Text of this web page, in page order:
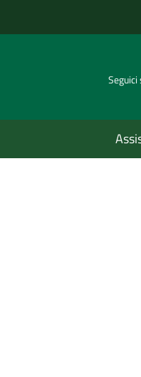
Seguici